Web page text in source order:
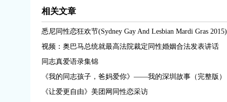
相关文章
悉尼同性恋狂欢节(Sydney Gay And Lesbian Mardi Gras 2015)
视频：奥巴马总统就最高法院裁定同性婚姻合法发表讲话
同志真爱语录集锦
《我的同志孩子，爸妈爱你》——我的深圳故事（完整版）
《让爱更自由》美团网同性恋采访